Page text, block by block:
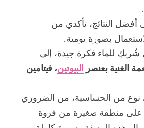
النتائج، تأكدي من
بصورة يومية.
شُربكِ للماء فكرة جيدة، إلى
الغنية بعنصر البيوتين، فيتامين
من الحساسية، من الضروري
على منطقة صغيرة من فروة